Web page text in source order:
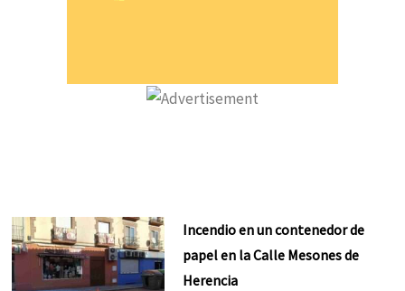
Incendio en un contenedor de
papel en la Calle Mesones de
Herencia